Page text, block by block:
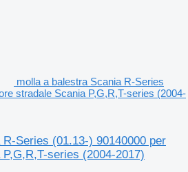
molla a balestra Scania R-Series
stradale Scania P,G,R,T-series (2004-
Series (01.13-) 90140000 per
series (2004-2017)